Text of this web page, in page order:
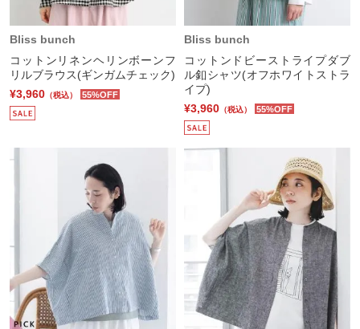
Bliss bunch
コットンリネンヘリンボーンフ
リルブラウス(ギンガムチェック)
¥3,960 （税込） 55%OFF
Bliss bunch
コットンドビーストライプダブ
ル釦シャツ(オフホワイトストラ
イプ)
¥3,960 （税込） 55%OFF